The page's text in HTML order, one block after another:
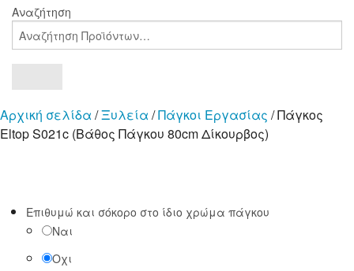
Αναζήτηση
Αρχική σελίδα /Ξυλεία /Πάγκοι Εργασίας / Πάγκος
Eltop S021c (Βάθος Πάγκου 80cm Δίκουρβος)
Επιθυμώ και σόκορο στο ίδιο χρώμα πάγκου
Ναι
Οχι